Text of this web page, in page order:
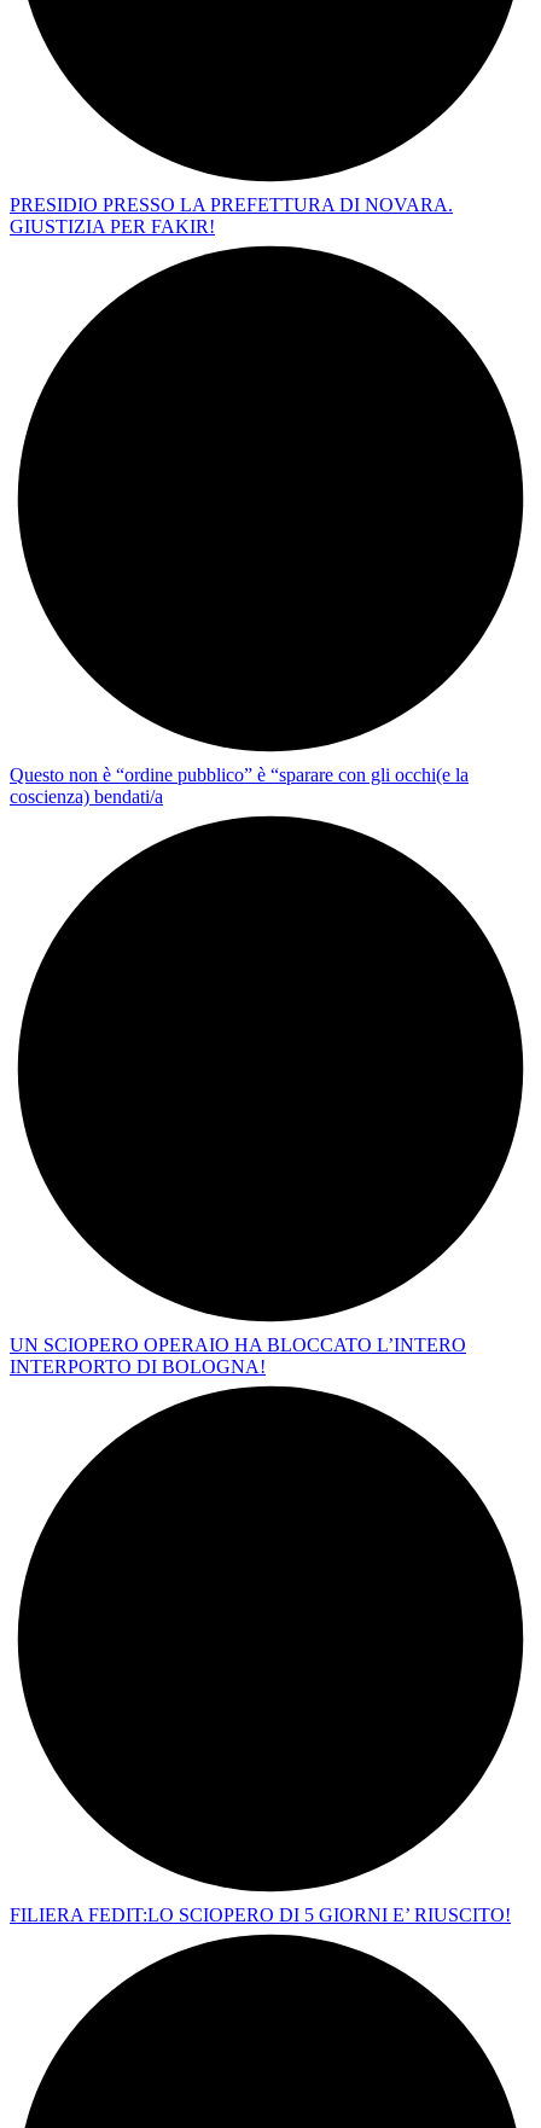
PRESIDIO PRESSO LA PREFETTURA DI NOVARA.
GIUSTIZIA PER FAKIR!
Questo non è “ordine pubblico” è “sparare con gli occhi(e la
coscienza) bendati/a
UN SCIOPERO OPERAIO HA BLOCCATO L’INTERO
INTERPORTO DI BOLOGNA!
FILIERA FEDIT:LO SCIOPERO DI 5 GIORNI E’ RIUSCITO!